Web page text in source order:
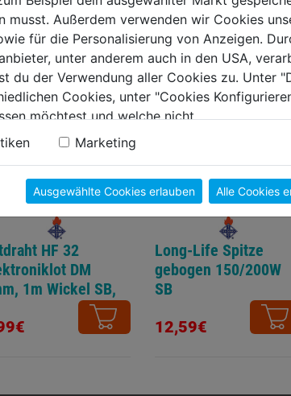
DIESER KATEGORIE
HF 32
DM
1m Wickel SB,
Long-Life Spitze
gebogen 150/200W
SB
12,59€
musst. Außerdem verwenden wir Cookies
für die Personalisierung von Anzeigen.
unter anderem auch in den USA,
du der Verwendung aller Cookies zu. Unter
Cookies, unter "Cookies
möchtest und welche nicht.
Marketing
Ausgewählte Cookies erlauben Alle Cookies